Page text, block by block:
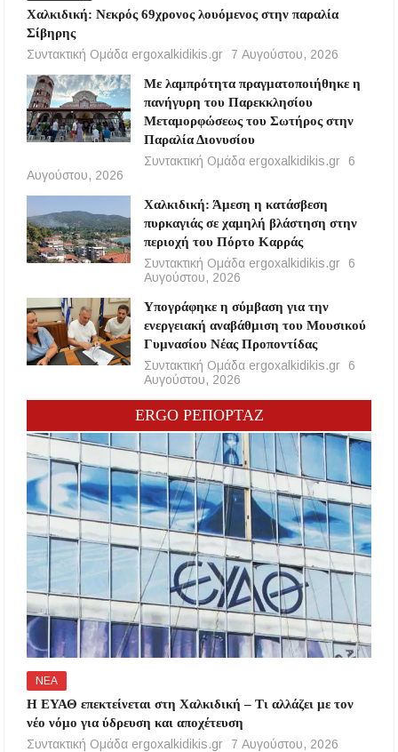
Χαλκιδική: Νεκρός 69χρονος λουόμενος στην παραλία
Σίβηρης
Συντακτική Ομάδα ergoxalkidikis.gr
7 Αυγούστου, 2026
Με λαμπρότητα πραγματοποιήθηκε η
πανήγυρη του Παρεκκλησίου
Μεταμορφώσεως του Σωτήρος στην
Παραλία Διονυσίου
Συντακτική Ομάδα ergoxalkidikis.gr
6
Αυγούστου, 2026
Χαλκιδική: Άμεση η κατάσβεση
πυρκαγιάς σε χαμηλή βλάστηση στην
περιοχή του Πόρτο Καρράς
Συντακτική Ομάδα ergoxalkidikis.gr
6
Αυγούστου, 2026
Υπογράφηκε η σύμβαση για την
ενεργειακή αναβάθμιση του Μουσικού
Γυμνασίου Νέας Προποντίδας
Συντακτική Ομάδα ergoxalkidikis.gr
6
Αυγούστου, 2026
ERGO ΡΕΠΟΡΤΑΖ
ΝΕΑ
Η ΕΥΑΘ επεκτείνεται στη Χαλκιδική – Τι αλλάζει με τον
νέο νόμο για ύδρευση και αποχέτευση
Συντακτική Ομάδα ergoxalkidikis.gr
7 Αυγούστου, 2026